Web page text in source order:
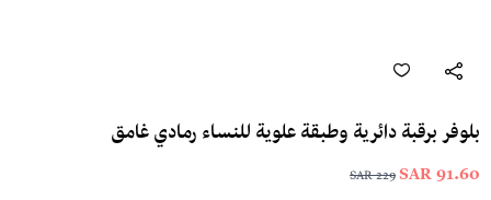
بلوفر برقبة دائرية وطبقة علوية للنساء رمادي غامق
91.60 SAR
229 SAR